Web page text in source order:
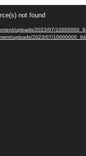
not found
uploads/2023/07/
uploads/2023/07/